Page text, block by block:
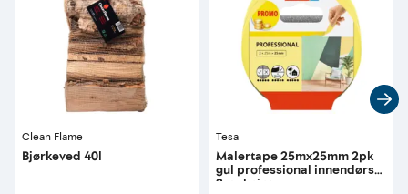
Clean Flame
Bjørkeved 40l
Tesa
Malertape 25mx25mm 2pk
gul professional innendørs
2-pakning